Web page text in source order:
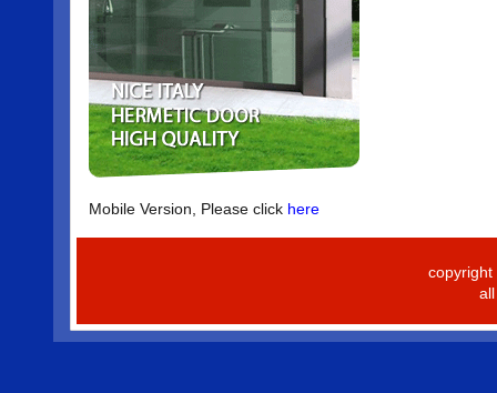
Mobile Version, Please click here